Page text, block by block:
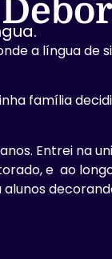
a língua de
família
Entrei na
e ao